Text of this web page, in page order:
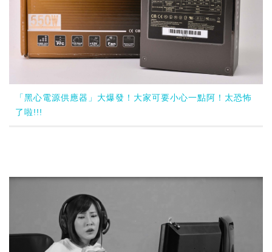
「黑心電源供應器」大爆發！大家可要小心一點阿！太恐怖
了啦!!!